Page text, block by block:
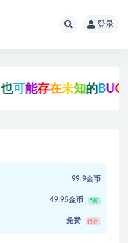
登录
存在 未知的BUG 与 瑕疵
99.9金币
49.95金币 5折
免费 推荐